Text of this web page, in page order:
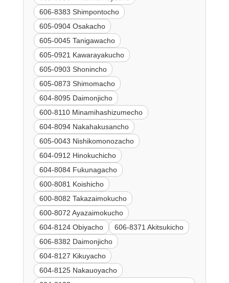
606-8383 Shimpontocho
605-0904 Osakacho
605-0045 Tanigawacho
605-0921 Kawarayakucho
605-0903 Shonincho
605-0873 Shimomacho
604-8095 Daimonjicho
600-8110 Minamihashizumecho
604-8094 Nakahakusancho
605-0043 Nishikomonozacho
604-0912 Hinokuchicho
604-8084 Fukunagacho
600-8081 Koishicho
600-8082 Takazaimokucho
600-8072 Ayazaimokucho
604-8124 Obiyacho
606-8371 Akitsukicho
606-8382 Daimonjicho
604-8127 Kikuyacho
604-8125 Nakauoyacho